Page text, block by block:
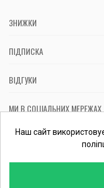
ЗНИЖКИ
ПІДПИСКА
ВІДГУКИ
МИ В СОЦІАЛЬНИХ МЕРЕЖАХ
Вас обслуговує: ФОП
0000 057597
Наш сайт